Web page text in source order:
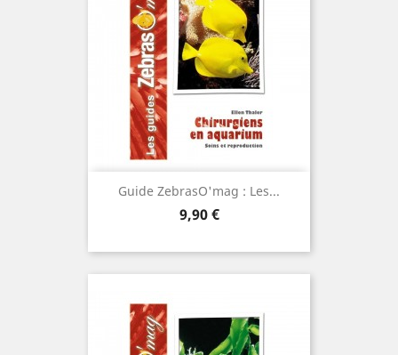
Guide ZebrasO'mag : Les...
Prix
9,90 €